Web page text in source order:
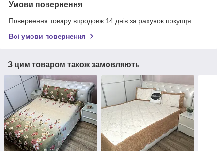
Умови повернення
Повернення товару впродовж 14 днів за рахунок покупця
Всі умови повернення
З цим товаром також замовляють